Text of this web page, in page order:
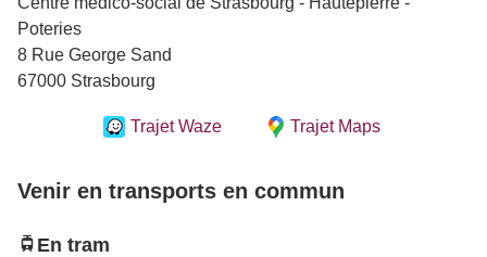
Poteries
8 Rue George Sand
67000 Strasbourg
Trajet Waze Trajet Maps
Venir en transports en commun
En tram